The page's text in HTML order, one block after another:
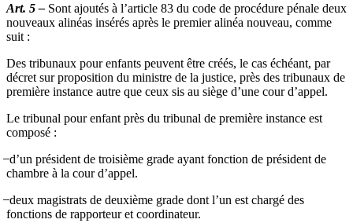
Art. 5 – Sont ajoutés à l’article 83 du code de procédure pénale deux
nouveaux alinéas insérés après le premier alinéa nouveau, comme
suit :
Des tribunaux pour enfants peuvent être créés, le cas échéant, par
décret sur proposition du ministre de la justice, près des tribunaux de
première instance autre que ceux sis au siège d’une cour d’appel.
Le tribunal pour enfant près du tribunal de première instance est
composé :
̶ d’un président de troisième grade ayant fonction de président de
chambre à la cour d’appel.
̶ deux magistrats de deuxième grade dont l’un est chargé des
fonctions de rapporteur et coordinateur.